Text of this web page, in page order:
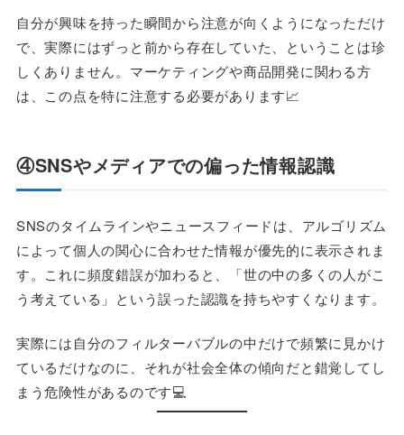
自分が興味を持った瞬間から注意が向くようになっただけ
で、実際にはずっと前から存在していた、ということは珍
しくありません。マーケティングや商品開発に関わる方
は、この点を特に注意する必要があります📈
④SNSやメディアでの偏った情報認識
SNSのタイムラインやニュースフィードは、アルゴリズム
によって個人の関心に合わせた情報が優先的に表示されま
す。これに頻度錯誤が加わると、「世の中の多くの人がこ
う考えている」という誤った認識を持ちやすくなります。
実際には自分のフィルターバブルの中だけで頻繁に見かけ
ているだけなのに、それが社会全体の傾向だと錯覚してし
まう危険性があるのです💻